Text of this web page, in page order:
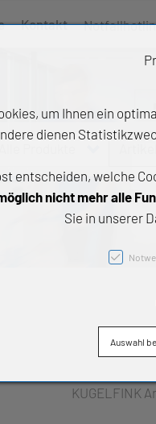
Kontakt
Alle Produkte
Wälz- und Gleitlager
Antriebstechnik
Chemische Produkte
Alle Produkte
KUGELFINK
um Ihnen ein
dienen
entscheiden, welche
nicht mehr alle
Sie in unserer
Auswahl